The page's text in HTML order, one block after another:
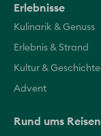
Erlebnisse
Kulinarik & Genuss
Erlebnis & Strand
Kultur & Geschichte
Advent
Rund ums Reisen